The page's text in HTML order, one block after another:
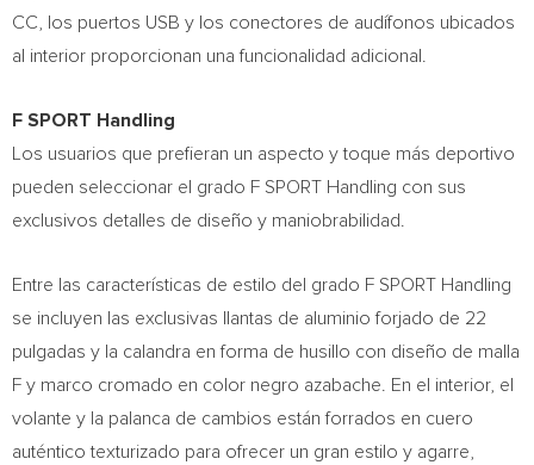
CC, los puertos USB y los conectores de audífonos ubicados
al interior proporcionan una funcionalidad adicional.
F SPORT Handling
Los usuarios que prefieran un aspecto y toque más deportivo
pueden seleccionar el grado F SPORT Handling con sus
exclusivos detalles de diseño y maniobrabilidad.
Entre las características de estilo del grado F SPORT Handling
se incluyen las exclusivas llantas de aluminio forjado de 22
pulgadas y la calandra en forma de husillo con diseño de malla
F y marco cromado en color negro azabache. En el interior, el
volante y la palanca de cambios están forrados en cuero
auténtico texturizado para ofrecer un gran estilo y agarre,